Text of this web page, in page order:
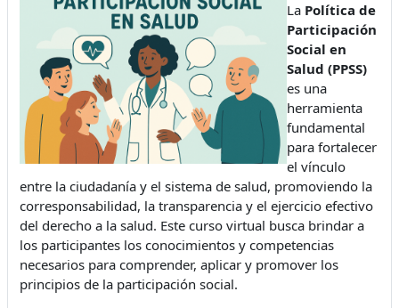
La Política de
Participación
Social en
Salud (PPSS)
es una
herramienta
fundamental
para fortalecer
el vínculo
entre la ciudadanía y el sistema de salud, promoviendo la
corresponsabilidad, la transparencia y el ejercicio efectivo
del derecho a la salud. Este curso virtual busca brindar a
los participantes los conocimientos y competencias
necesarios para comprender, aplicar y promover los
principios de la participación social.